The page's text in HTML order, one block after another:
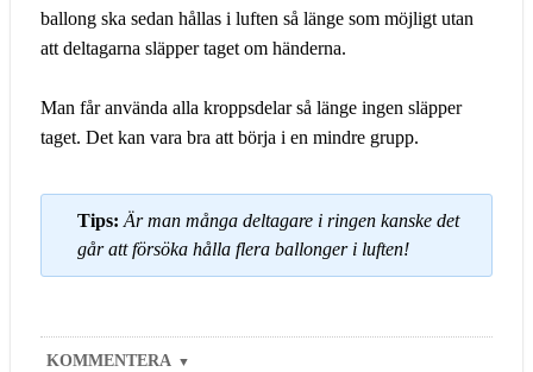
ballong ska sedan hållas i luften så länge som möjligt utan
att deltagarna släpper taget om händerna.
Man får använda alla kroppsdelar så länge ingen släpper
taget. Det kan vara bra att börja i en mindre grupp.
Tips: Är man många deltagare i ringen kanske det
går att försöka hålla flera ballonger i luften!
KOMMENTERA ▼